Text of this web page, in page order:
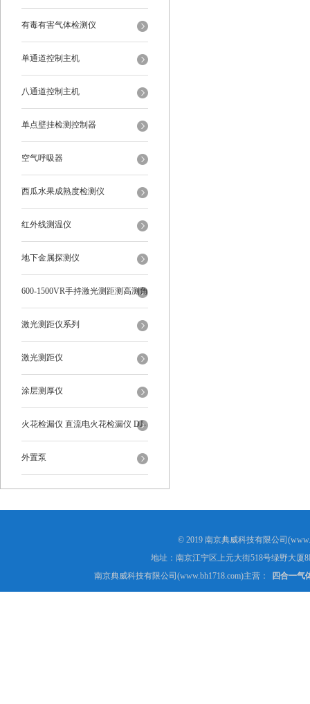
有毒有害气体检测仪
单通道控制主机
八通道控制主机
单点壁挂检测控制器
空气呼吸器
西瓜水果成熟度检测仪
红外线测温仪
地下金属探测仪
600-1500VR手持激光测距测高测角
多功能
激光测距仪系列
激光测距仪
涂层测厚仪
火花检漏仪 直流电火花检漏仪 DJ-
6-A型
外置泵
© 2019 南京典威科技有限公司
地址：南京江宁区上元大街518号绿野大厦
南京典威科技有限公司(www.bh1718.com)主营：
四合一气